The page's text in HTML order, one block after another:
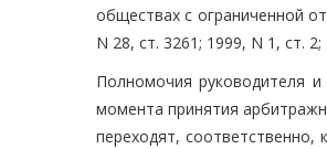
обществах с ограниченной
N 28, ст. 3261; 1999, N 1, ст.
Полномочия руководителя
момента принятия
переходят,